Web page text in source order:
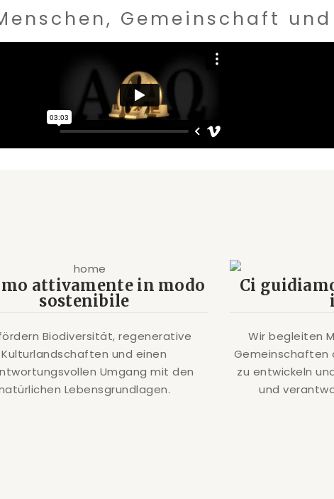
Gemeinschaft
attivamente in modo
sostenibile
Biodiversität, regenerative
Kulturlandschaften und einen
Umgang mit den
Lebensgrundlagen.
Ci
Wir begleiten
Gemeinschaften
zu entwickeln
und